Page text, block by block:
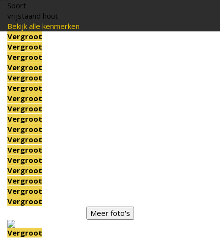
Soort
vrijstaand hout
Bekijk alle kenmerken
Vergroot
Vergroot
Vergroot
Vergroot
Vergroot
Vergroot
Vergroot
Vergroot
Vergroot
Vergroot
Vergroot
Vergroot
Vergroot
Vergroot
Vergroot
Vergroot
Vergroot
Meer foto's
Vergroot